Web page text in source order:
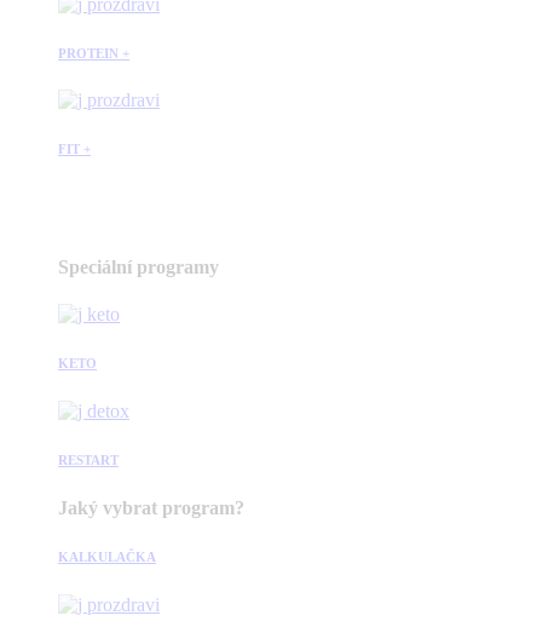
PROTEIN +
FIT +
Speciální programy
KETO
RESTART
Jaký vybrat program?
KALKULAČKA